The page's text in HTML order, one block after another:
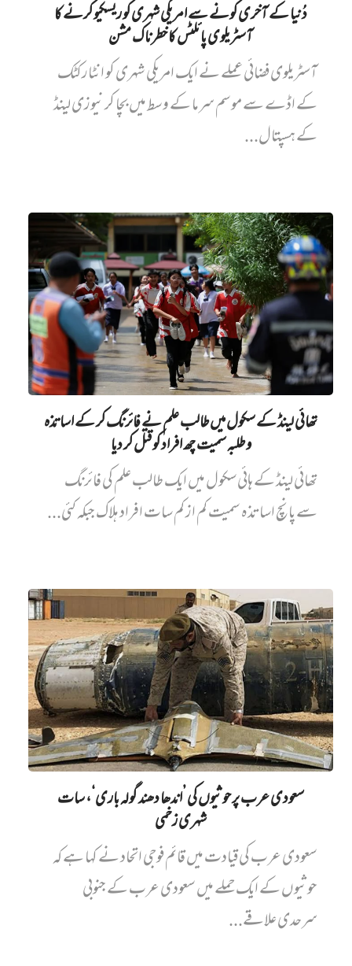
دُنیا کے آخری کونے سے امریکی شہری کو ریسکیو کرنے کا
آسٹریلوی پائلٹس کا خطرناک مشن
آسٹریلوی فضائی عملے نے ایک امریکی شہری کو انٹارکٹک
کے اڈے سے موسم سرما کے وسط میں بچا کر نیوزی لینڈ
کے ہسپتال...
تھائی لینڈ کے سکول میں طالب علم نے فائرنگ کر کے اساتذہ
و طلبہ سمیت چھ افراد کو قتل کر دیا
تھائی لینڈ کے ہائی سکول میں ایک طالب علم کی فائرنگ
سے پانچ اساتذہ سمیت کم از کم سات افراد ہلاک جبکہ کئی...
سعودی عرب پر حوثیوں کی ’اندھا دھند گولہ باری‘، سات
شہری زخمی
سعودی عرب کی قیادت میں قائم فوجی اتحاد نے کہا ہے کہ
حوثیوں کے ایک حملے میں سعودی عرب کے جنوبی
سرحدی علاقے...